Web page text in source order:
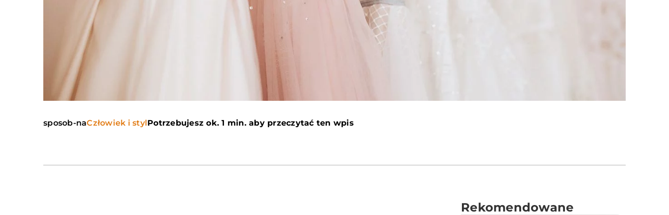
sposob-naCzłowiek i stylPotrzebujesz ok. 1 min. aby przeczytać ten wpis
Rekomendowane